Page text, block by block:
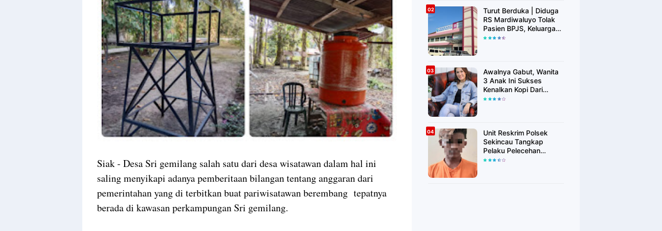
Siak - Desa Sri gemilang salah satu dari desa wisatawan dalam hal ini
saling menyikapi adanya pemberitaan bilangan tentang anggaran dari
pemerintahan yang di terbitkan buat pariwisatawan berembang tepatnya
berada di kawasan perkampungan Sri gemilang.
Turut Berduka | Diduga
RS Mardiwaluyo Tolak
Pasien BPJS, Keluarga
Pasien: "ini Yang
Awalnya Gabut, Wanita
3 Anak Ini Sukses
Kenalkan Kopi Dari
Simalungun di Bekasi
Unit Reskrim Polsek
Sekincau Tangkap
Pelaku Pelecehan
Seksual Anak di Bawah